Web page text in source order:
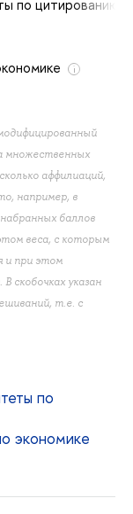
по цитированию
i
множественных
аффилиаций,
например, в
баллов
веса, с которым
и при этом
скобочках указан
т.е. с
по
экономике